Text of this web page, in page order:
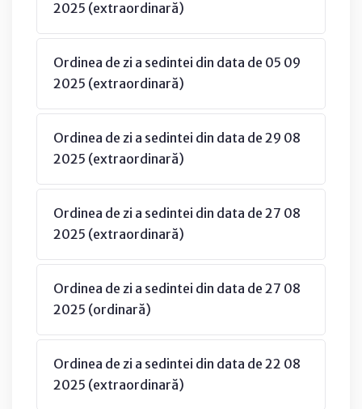
2025 (extraordinară)
Ordinea de zi a sedintei din data de 05 09
2025 (extraordinară)
Ordinea de zi a sedintei din data de 29 08
2025 (extraordinară)
Ordinea de zi a sedintei din data de 27 08
2025 (extraordinară)
Ordinea de zi a sedintei din data de 27 08
2025 (ordinară)
Ordinea de zi a sedintei din data de 22 08
2025 (extraordinară)